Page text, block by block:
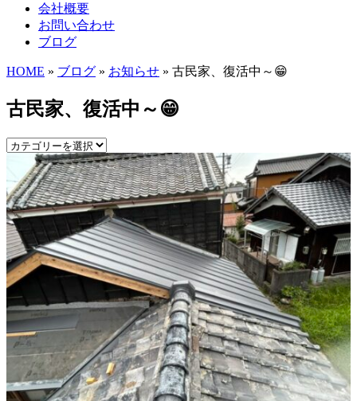
会社概要
お問い合わせ
ブログ
HOME » ブログ » お知らせ » 古民家、復活中～😁
古民家、復活中～😁